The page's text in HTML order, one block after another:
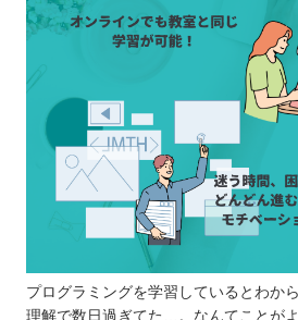
プログラミングを学習しているとわか
理解で数日過ぎてた…。なんてことがよ